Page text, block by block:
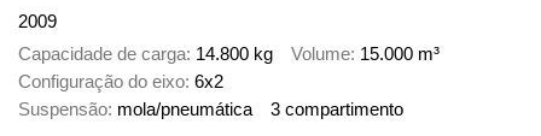
2009
Capacidade de carga 14.800 kg Volume 15.000 m³
Configuração do eixo 6x2
Suspensão mola/pneumática 3 compartimento